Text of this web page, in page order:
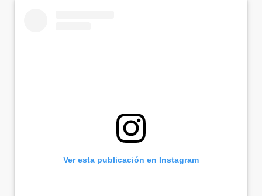
Ver esta publicación en Instagram